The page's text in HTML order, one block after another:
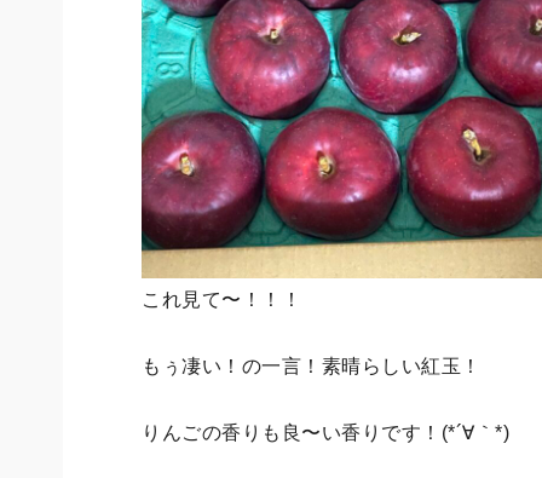
これ見て〜！！！
もぅ凄い！の一言！素晴らしい紅玉！
りんごの香りも良〜い香りです！(*´∀｀*)